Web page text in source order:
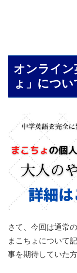
オンライン
ょ」につ
さて、今回は通常
まこちょについて
事を期待していた